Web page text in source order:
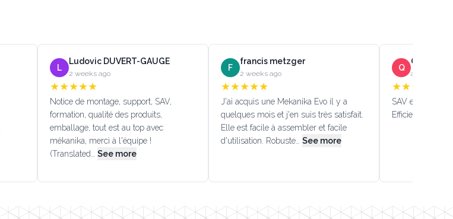
L
Ludovic DUVERT-GAUGE
2 weeks ago
★★★★★
Notice de montage, support, SAV,
formation, qualité des produits,
emballage, tout est au top avec
mékanika, merci à l'équipe !
(Translated…
See more
F
francis metzger
2 weeks ago
★★★★★
J'ai acquis une Mekanika Evo il y a
quelques mois et j'en suis très satisfait.
Elle est facile à assembler et facile
d'utilisation. Robuste…
See more
Q
Quentin
a month ago
★★★
SAV efficace!!!
Efficient